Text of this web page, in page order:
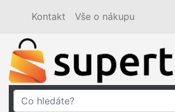
Kontakt Vše o nákupu